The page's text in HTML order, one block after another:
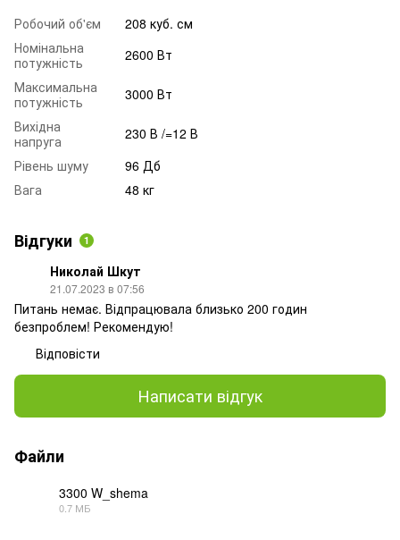
Робочий об'єм
208 куб. см
Номінальна
потужність
2600 Вт
Максимальна
потужність
3000 Вт
Вихідна
напруга
230 В /=12 В
Рівень шуму
96 Дб
Вага
48 кг
Відгуки 1
Николай Шкут
21.07.2023 в 07:56
Питань немає. Відпрацювала близько 200 годин
безпроблем! Рекомендую!
Відповісти
Написати відгук
Файли
3300 W_shema
0.7 МБ